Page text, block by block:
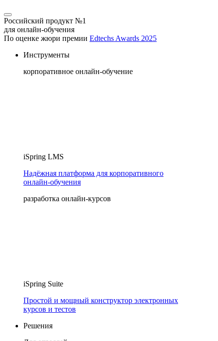
Российский продукт №1
для онлайн-обучения
По оценке жюри премии Edtechs Awards 2025
Инструменты
корпоративное онлайн-обучение
iSpring LMS
Надёжная платформа для корпоративного
онлайн‑обучения
разработка онлайн-курсов
iSpring Suite
Простой и мощный конструктор электронных
курсов и тестов
Решения